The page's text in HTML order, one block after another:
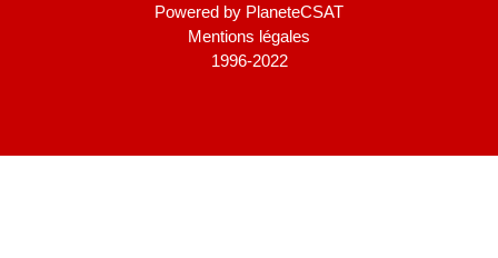
Powered by PlaneteCSAT
Mentions légales
1996-2022